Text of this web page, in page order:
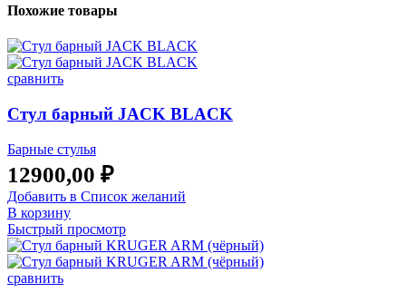
Похожие товары
сравнить
Стул барный JACK BLACK
Барные стулья
12900,00 ₽
Добавить в Список желаний
В корзину
Быстрый просмотр
сравнить